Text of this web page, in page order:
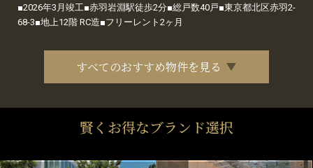
■2026年3月竣工■赤羽岩淵駅徒歩2分■総戸数40戸■東京都北区赤羽2-
68-3■地上12階 RC造■フリーレント2ヶ月
すべてのおすすめ物件を見る
賢くお得なブランド選択